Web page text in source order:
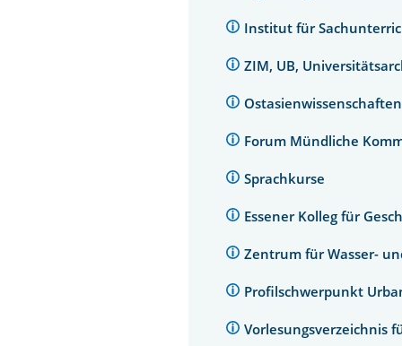
Institut für
ZIM, UB,
Forum Mündliche
Sprachkurse
Essener Kolleg für
Zentrum für Wasser-
Profilschwerpunkt
Vorlesungsverzeichnis